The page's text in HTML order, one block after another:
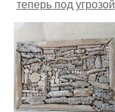
теперь под угрозой
мамины нервы.